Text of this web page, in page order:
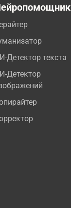
Детектор текста
Детектор